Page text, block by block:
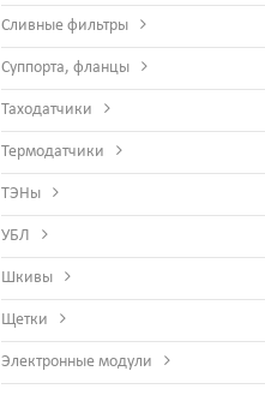
Сливные фильтры
Суппорта, фланцы
Таходатчики
Термодатчики
ТЭНы
УБЛ
Шкивы
Щетки
Электронные модули